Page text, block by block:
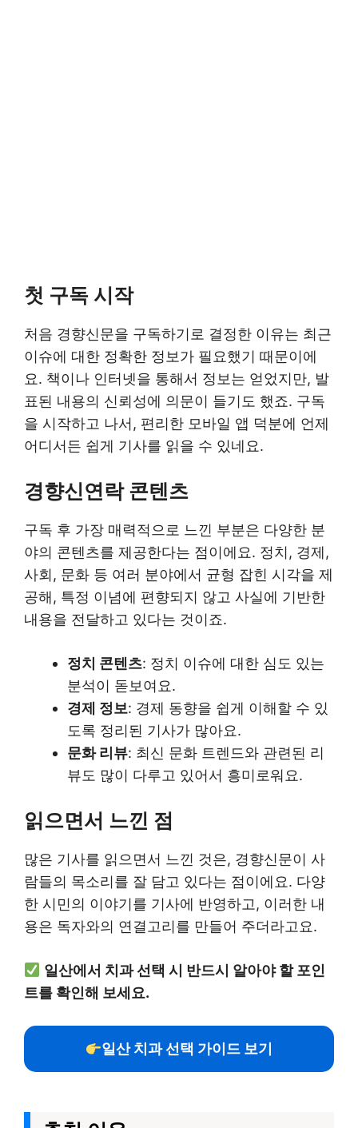
첫 구독 시작
처음 경향신문을 구독하기로 결정한 이유는 최근
이슈에 대한 정확한 정보가 필요했기 때문이에
요. 책이나 인터넷을 통해서 정보는 얻었지만, 발
표된 내용의 신뢰성에 의문이 들기도 했죠. 구독
을 시작하고 나서, 편리한 모바일 앱 덕분에 언제
어디서든 쉽게 기사를 읽을 수 있네요.
경향신연락 콘텐츠
구독 후 가장 매력적으로 느낀 부분은 다양한 분
야의 콘텐츠를 제공한다는 점이에요. 정치, 경제,
사회, 문화 등 여러 분야에서 균형 잡힌 시각을 제
공해, 특정 이념에 편향되지 않고 사실에 기반한
내용을 전달하고 있다는 것이죠.
정치 콘텐츠: 정치 이슈에 대한 심도 있는
분석이 돋보여요.
경제 정보: 경제 동향을 쉽게 이해할 수 있
도록 정리된 기사가 많아요.
문화 리뷰: 최신 문화 트렌드와 관련된 리
뷰도 많이 다루고 있어서 흥미로워요.
읽으면서 느낀 점
많은 기사를 읽으면서 느낀 것은, 경향신문이 사
람들의 목소리를 잘 담고 있다는 점이에요. 다양
한 시민의 이야기를 기사에 반영하고, 이러한 내
용은 독자와의 연결고리를 만들어 주더라고요.
일산에서 치과 선택 시 반드시 알아야 할 포인
트를 확인해 보세요.
일산 치과 선택 가이드 보기